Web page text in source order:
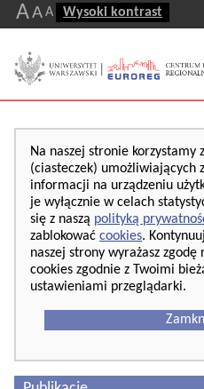
AA A Wysoki kontrast
Na naszej stronie korzystamy
(ciasteczek) umożliwiających
informacji na urządzeniu
je wyłącznie w celach
się z naszą polityką
zablokować cookies.
naszej strony wyrażasz zgodę
cookies zgodnie z Twoimi
ustawieniami przeglądarki.